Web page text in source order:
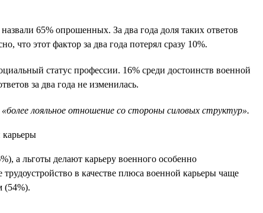
65% опрошенных. За два года доля таких ответов
что этот фактор за два года потерял сразу 10%.
статус профессии. 16% среди достоинств военной
за два года не изменилась.
лояльное отношение со стороны силовых структур».
а льготы делают карьеру военного особенно
в качестве плюса военной карьеры чаще
(54%).